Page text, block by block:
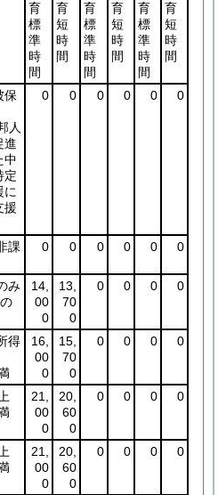
育
標
準
時
間
育
短
時
間
育
標
準
時
間
育
短
時
間
育
標
準
時
間
育
短
時
間
保
人
進
中
定
に
援
0 0 0 0 0 0
課
0 0 0 0 0 0
み
14,
00
0
13,
70
0
0 0 0 0
得
16,
00
0
15,
70
0
0 0 0 0
21,
00
0
20,
60
0
0 0 0 0
21,
00
0
20,
60
0
0 0 0 0